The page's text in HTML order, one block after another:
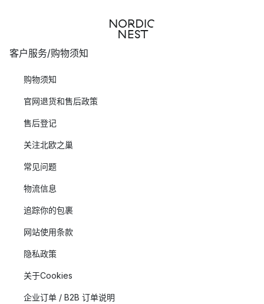
客户服务/购物须知
购物须知
官网退货和售后政策
售后登记
关注北欧之巢
常见问题
物流信息
追踪你的包裹
网站使用条款
隐私政策
关于Cookies
企业订单 / B2B 订单说明